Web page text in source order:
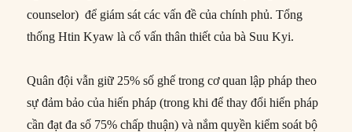
counselor) để giám sát các vấn đề của chính phủ. Tổng
thống Htin Kyaw là cố vấn thân thiết của bà Suu Kyi.
Quân đội vẫn giữ 25% số ghế trong cơ quan lập pháp theo
sự đảm bảo của hiến pháp (trong khi để thay đổi hiến pháp
cần đạt đa số 75% chấp thuận) và nắm quyền kiểm soát bộ